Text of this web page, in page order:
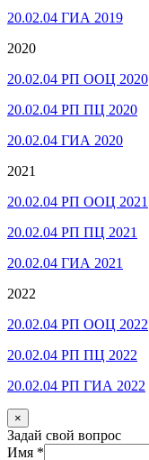
20.02.04 ГИА 2019
2020
20.02.04 РП ООЦ 2020
20.02.04 РП ПЦ 2020
20.02.04 ГИА 2020
2021
20.02.04 РП ООЦ 2021
20.02.04 РП ПЦ 2021
20.02.04 ГИА 2021
2022
20.02.04 РП ООЦ 2022
20.02.04 РП ПЦ 2022
20.02.04 РП ГИА 2022
×
Задай свой вопрос
Имя *